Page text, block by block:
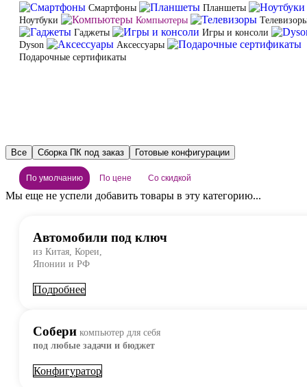
Смартфоны
Планшеты
Ноутбуки
Компьютеры
Гаджеты
Игры и консоли
Dyson
Аксессуары
Подарочные сертификаты
Все Сборка ПК под заказ Готовые конфигурации
По умолчанию По цене Со скидкой
Мы еще не успели добавить товары в эту категорию...
Автомобили под ключ
из Китая, Кореи,
Японии и РФ
Подробнее
Собери компьютер для себя
под любые задачи и бюджет
Конфигуратор